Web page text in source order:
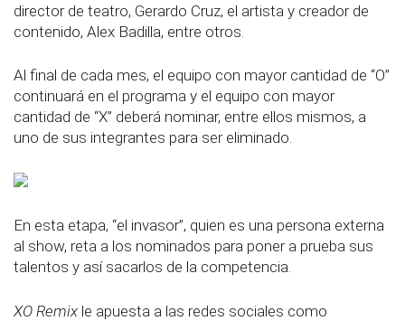
director de teatro, Gerardo Cruz, el artista y creador de
contenido, Alex Badilla, entre otros.
Al final de cada mes, el equipo con mayor cantidad de “O”
continuará en el programa y el equipo con mayor
cantidad de “X” deberá nominar, entre ellos mismos, a
uno de sus integrantes para ser eliminado.
En esta etapa, “el invasor”, quien es una persona externa
al show, reta a los nominados para poner a prueba sus
talentos y así sacarlos de la competencia.
XO Remix le apuesta a las redes sociales como